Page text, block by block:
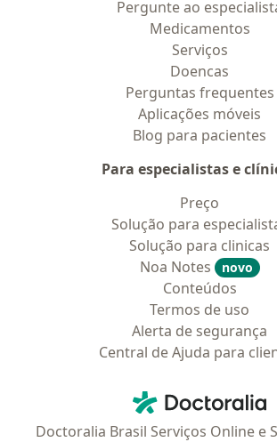
Pergunte ao
Medicamentos
Serviços
Doencas
Perguntas frequentes
Aplicações móveis
Blog para pacientes
Para especialistas e
Preço
Solução para
Solução para clinicas
Noa Notes
novo
Conteúdos
Termos de uso
Alerta de segurança
Central de Ajuda para
Doctoralia -
Doctoralia Brasil Serviços Online e